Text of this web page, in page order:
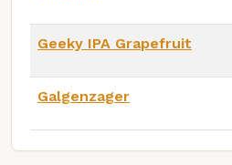
Geeky IPA Grapefruit
Galgenzager